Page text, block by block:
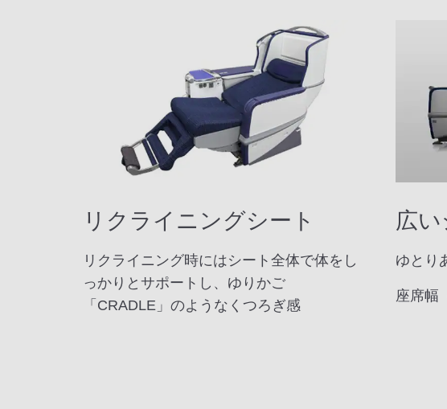
リクライニングシート
リクライニング時にはシート全体で体をし
っかりとサポートし、ゆりかご
「CRADLE」のようなくつろぎ感
広
ゆとり
座席幅